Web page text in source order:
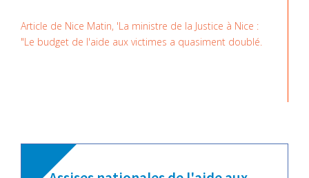
Article de Nice Matin, 'La ministre de la Justice à Nice :
"Le budget de l'aide aux victimes a quasiment doublé.